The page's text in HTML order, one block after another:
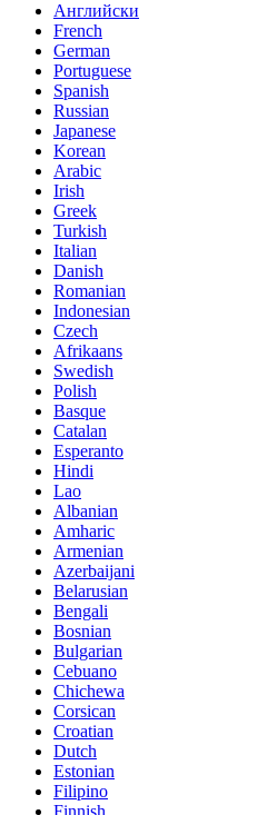
Английски
French
German
Portuguese
Spanish
Russian
Japanese
Korean
Arabic
Irish
Greek
Turkish
Italian
Danish
Romanian
Indonesian
Czech
Afrikaans
Swedish
Polish
Basque
Catalan
Esperanto
Hindi
Lao
Albanian
Amharic
Armenian
Azerbaijani
Belarusian
Bengali
Bosnian
Bulgarian
Cebuano
Chichewa
Corsican
Croatian
Dutch
Estonian
Filipino